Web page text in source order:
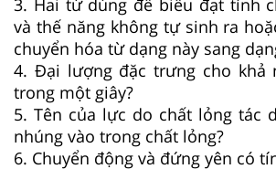
và thế năng không tự sinh ra
chuyển hóa từ dạng này sang
4. Đại lượng đặc trưng cho khả
trong một giây?
5. Tên của lực do chất lỏng tác
nhúng vào trong chất lỏng?
6. Chuyển động và đứng yên có